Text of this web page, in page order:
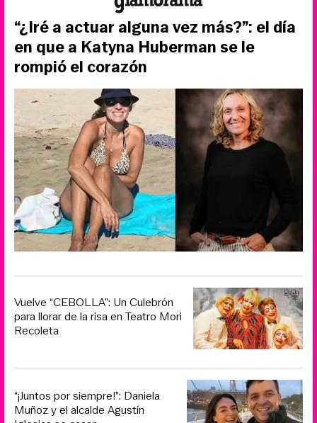
“¿Iré a actuar alguna vez más?”: el día
en que a Katyna Huberman se le
rompió el corazón
Vuelve “CEBOLLA”: Un Culebrón
para llorar de la risa en Teatro Mori
Recoleta
“¡Juntos por siempre!”: Daniela
Muñoz y el alcalde Agustín